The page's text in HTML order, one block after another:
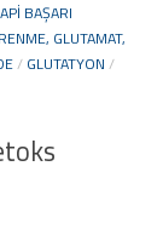
BAŞARI
GLUTAMAT,
/ GLUTATYON /